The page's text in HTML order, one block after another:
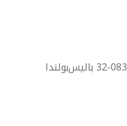
32-083 باليس
بولندا